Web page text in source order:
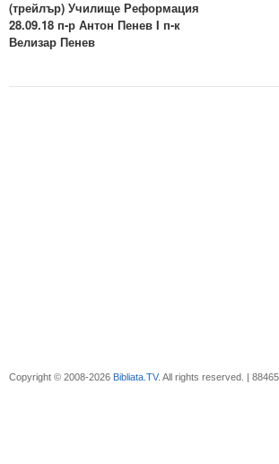
(трейлър) Училище Реформация
28.09.18 п-р Антон Пенев I п-к
Велизар Пенев
Copyright © 2008-2026 Bibliata.TV. All rights reserved. |